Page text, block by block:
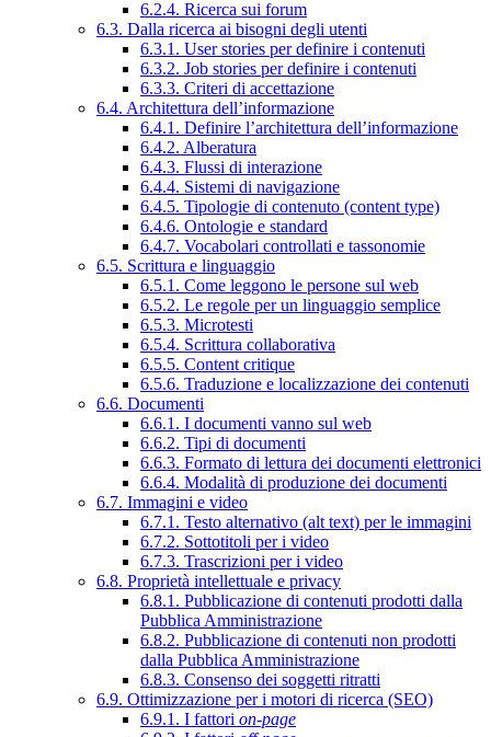
6.2.4. Ricerca sui forum
6.3. Dalla ricerca ai bisogni degli utenti
6.3.1. User stories per definire i contenuti
6.3.2. Job stories per definire i contenuti
6.3.3. Criteri di accettazione
6.4. Architettura dell’informazione
6.4.1. Definire l’architettura dell’informazione
6.4.2. Alberatura
6.4.3. Flussi di interazione
6.4.4. Sistemi di navigazione
6.4.5. Tipologie di contenuto (content type)
6.4.6. Ontologie e standard
6.4.7. Vocabolari controllati e tassonomie
6.5. Scrittura e linguaggio
6.5.1. Come leggono le persone sul web
6.5.2. Le regole per un linguaggio semplice
6.5.3. Microtesti
6.5.4. Scrittura collaborativa
6.5.5. Content critique
6.5.6. Traduzione e localizzazione dei contenuti
6.6. Documenti
6.6.1. I documenti vanno sul web
6.6.2. Tipi di documenti
6.6.3. Formato di lettura dei documenti elettronici
6.6.4. Modalità di produzione dei documenti
6.7. Immagini e video
6.7.1. Testo alternativo (alt text) per le immagini
6.7.2. Sottotitoli per i video
6.7.3. Trascrizioni per i video
6.8. Proprietà intellettuale e privacy
6.8.1. Pubblicazione di contenuti prodotti dalla
Pubblica Amministrazione
6.8.2. Pubblicazione di contenuti non prodotti
dalla Pubblica Amministrazione
6.8.3. Consenso dei soggetti ritratti
6.9. Ottimizzazione per i motori di ricerca (SEO)
6.9.1. I fattori on-page